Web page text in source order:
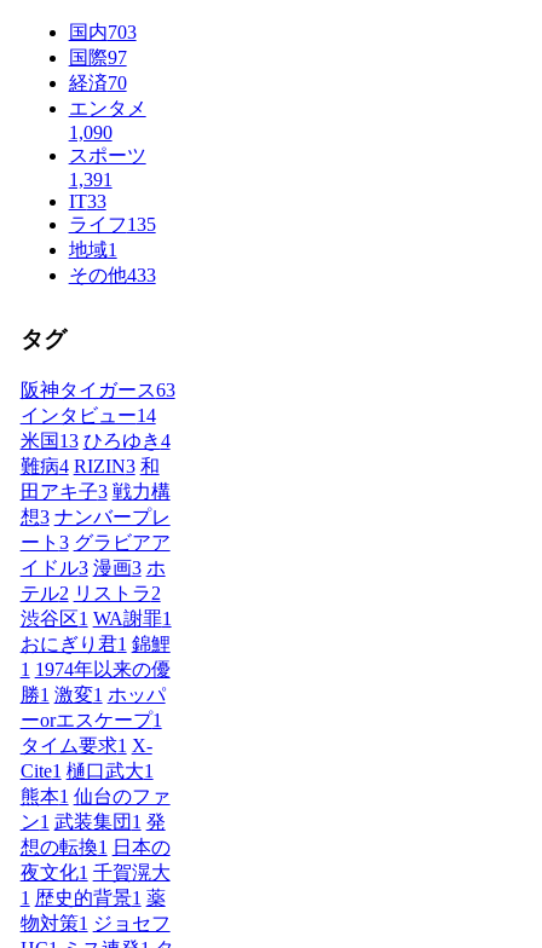
国内703
国際97
経済70
エンタメ
1,090
スポーツ
1,391
IT33
ライフ135
地域1
その他433
タグ
阪神タイガース63
インタビュー14
米国13 ひろゆき4
難病4 RIZIN3 和
田アキ子3 戦力構
想3 ナンバープレ
ート 3 グラビアア
イドル3 漫画3 ホ
テル2 リストラ2
渋谷区1 WA謝罪1
おにぎり君1 錦鯉
1 1974年以来の優
勝1 激変1 ホッパ
ーorエスケープ1
タイム要求1 X-
Cite1 樋口武大1
熊本1 仙台のファ
ン1 武装集団 1 発
想の転換1 日本の
夜文化1 千賀滉大
1 歴史的背景1 薬
物対策1 ジョセフ